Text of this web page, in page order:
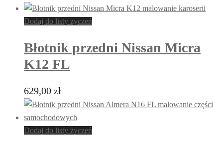
Dodaj do listy życzeń
Błotnik przedni Nissan Micra
K12 FL
629,00 złTen
produkt
ma
wiele
Dodaj do listy życzeń